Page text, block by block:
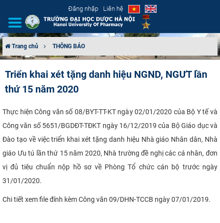
Đăng nhập Liên hệ
CƠ CẤU TỔ CHỨC
TUYỂN SINH
ĐÀO TẠO
ĐẢM BẢO CHẤT LƯỢNG
KHOA HỌC CÔNG NGHỆ
Trang chủ THÔNG BÁO
Triển khai xét tặng danh hiệu NGND, NGƯT lần
thứ 15 năm 2020
Thực hiện Công văn số 08/BYT-TT-KT ngày 02/01/2020 của Bộ Y tế và
Công văn số 5651/BGDĐT-TĐKT ngày 16/12/2019 của Bộ Giáo dục và
Đào tạo về việc triển khai xét tặng danh hiệu Nhà giáo Nhân dân, Nhà
giáo Ưu tú lần thứ 15 năm 2020, Nhà trường đề nghị các cá nhân, đơn
vị đủ tiêu chuẩn nộp hồ sơ về Phòng Tổ chức cán bộ trước ngày
31/01/2020.
Chi tiết xem file đính kèm Công văn 09/DHN-TCCB ngày 07/01/2019.